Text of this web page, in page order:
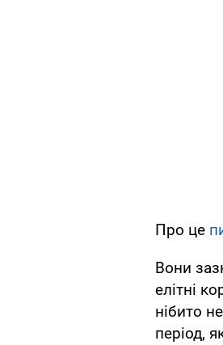
Про це
Вони
елітні
нібито
період,